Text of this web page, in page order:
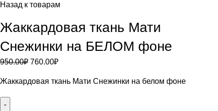
Назад к товарам
Жаккардовая ткань Мати
Снежинки на БЕЛОМ фоне
950.00₽ 760.00₽
Жаккардовая ткань Мати Снежинки на белом фоне